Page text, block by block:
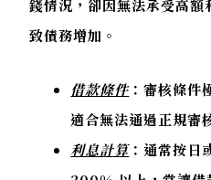
錢情況，卻因無法承受高
致債務增加。
借款條件：審核條件
適合無法通過正規審
利息計算：通常按日